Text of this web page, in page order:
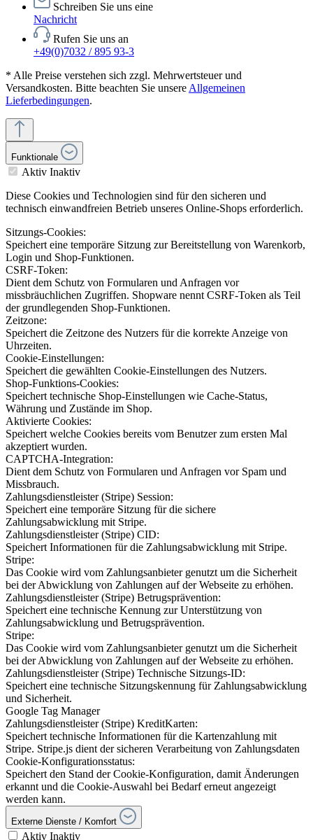
Schreiben Sie uns eine
Nachricht
Rufen Sie uns an
+49(0)7032 / 895 93-3
* Alle Preise verstehen sich zzgl. Mehrwertsteuer und
Versandkosten. Bitte beachten Sie unsere Allgemeinen
Lieferbedingungen.
Funktionale
Aktiv Inaktiv
Diese Cookies und Technologien sind für den sicheren und
technisch einwandfreien Betrieb unseres Online-Shops erforderlich.
Sitzungs-Cookies:
Speichert eine temporäre Sitzung zur Bereitstellung von Warenkorb,
Login und Shop-Funktionen.
CSRF-Token:
Dient dem Schutz von Formularen und Anfragen vor
missbräuchlichen Zugriffen. Shopware nennt CSRF-Token als Teil
der grundlegenden Shop-Funktionen.
Zeitzone:
Speichert die Zeitzone des Nutzers für die korrekte Anzeige von
Uhrzeiten.
Cookie-Einstellungen:
Speichert die gewählten Cookie-Einstellungen des Nutzers.
Shop-Funktions-Cookies:
Speichert technische Shop-Einstellungen wie Cache-Status,
Währung und Zustände im Shop.
Aktivierte Cookies:
Speichert welche Cookies bereits vom Benutzer zum ersten Mal
akzeptiert wurden.
CAPTCHA-Integration:
Dient dem Schutz von Formularen und Anfragen vor Spam und
Missbrauch.
Zahlungsdienstleister (Stripe) Session:
Speichert eine temporäre Sitzung für die sichere
Zahlungsabwicklung mit Stripe.
Zahlungsdienstleister (Stripe) CID:
Speichert Informationen für die Zahlungsabwicklung mit Stripe.
Stripe:
Das Cookie wird vom Zahlungsanbieter genutzt um die Sicherheit
bei der Abwicklung von Zahlungen auf der Webseite zu erhöhen.
Zahlungsdienstleister (Stripe) Betrugsprävention:
Speichert eine technische Kennung zur Unterstützung von
Zahlungsabwicklung und Betrugsprävention.
Stripe:
Das Cookie wird vom Zahlungsanbieter genutzt um die Sicherheit
bei der Abwicklung von Zahlungen auf der Webseite zu erhöhen.
Zahlungsdienstleister (Stripe) Technische Sitzungs-ID:
Speichert eine technische Sitzungskennung für Zahlungsabwicklung
und Sicherheit.
Google Tag Manager
Zahlungsdienstleister (Stripe) KreditKarten:
Speichert technische Informationen für die Kartenzahlung mit
Stripe. Stripe.js dient der sicheren Verarbeitung von Zahlungsdaten
Cookie-Konfigurationsstatus:
Speichert den Stand der Cookie-Konfiguration, damit Änderungen
erkannt und die Cookie-Auswahl bei Bedarf erneut angezeigt
werden kann.
Externe Dienste / Komfort
Aktiv Inaktiv